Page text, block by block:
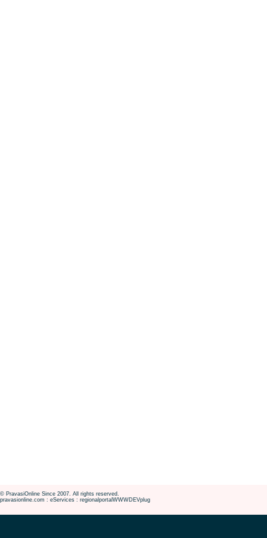
© PravasiOnline Since 2007. All rights reserved.
pravasionline.com : eServices : regionalportalWWWDEVplug